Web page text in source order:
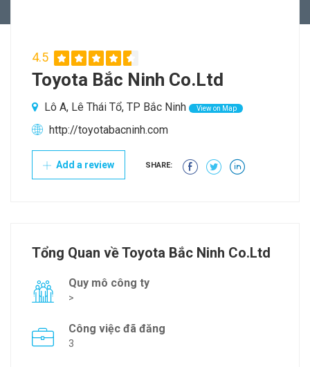
4.5
Toyota Bắc Ninh Co.Ltd
Lô A, Lê Thái Tổ, TP Bắc Ninh View on Map
http://toyotabacninh.com
Add a review SHARE:
Tổng Quan về Toyota Bắc Ninh Co.Ltd
Quy mô công ty
>
Công việc đã đăng
3